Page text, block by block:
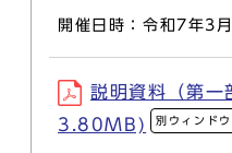
開催日時：令和7年3
説明資料（第一
3.80MB)
別ウィンドウ